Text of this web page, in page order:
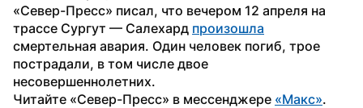
«Север-Пресс» писал, что вечером 12 апреля на
трассе Сургут — Салехард произошла
смертельная авария. Один человек погиб, трое
пострадали, в том числе двое
несовершеннолетних.
Читайте «Север-Пресс» в мессенджере «Макс».